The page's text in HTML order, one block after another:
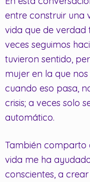
entre construir una
vida que de verdad
veces seguimos
tuvieron sentido,
mujer en la que
cuando eso pasa,
crisis; a veces solo
automático.
También comparto
vida me ha
conscientes, a